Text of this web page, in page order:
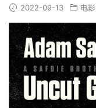
2022-09-13 电影